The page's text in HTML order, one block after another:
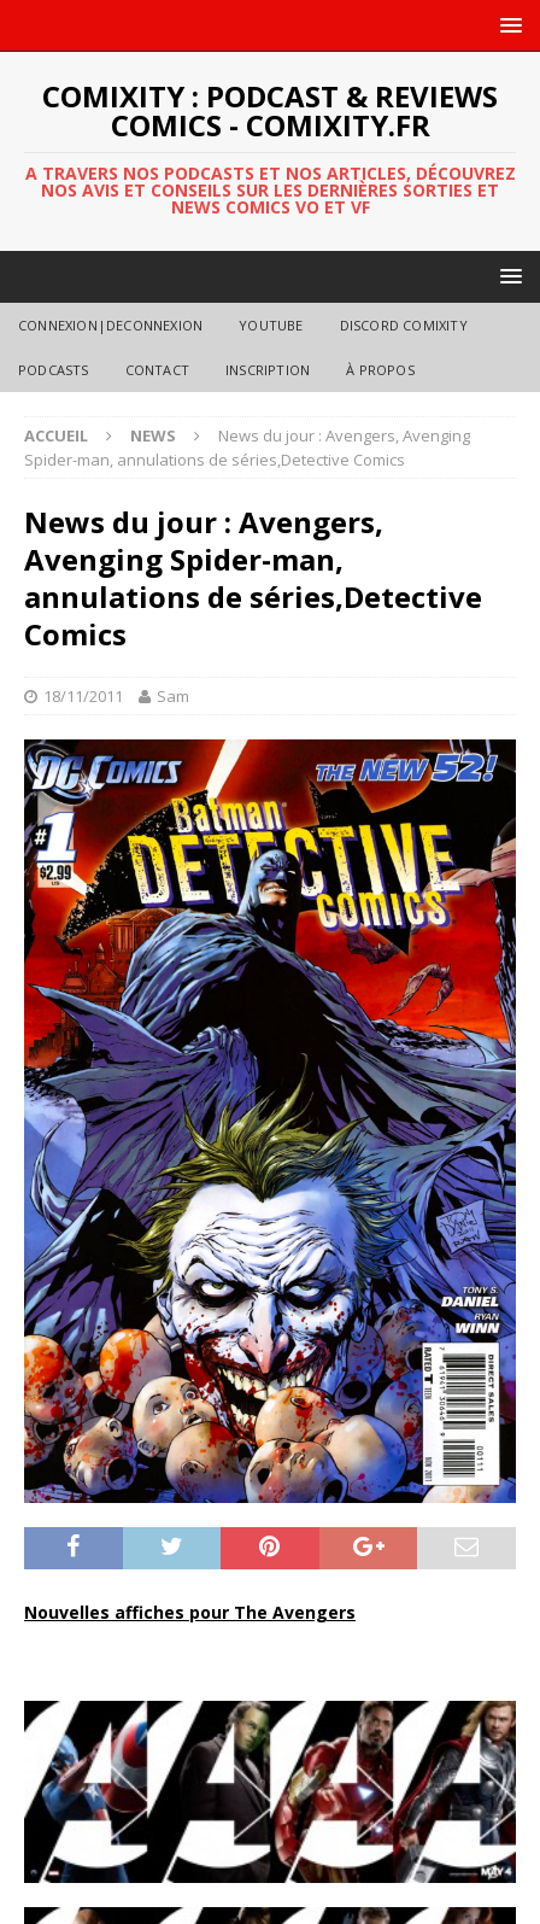
COMIXITY : PODCAST & REVIEWS
COMICS - COMIXITY.FR
A TRAVERS NOS PODCASTS ET NOS ARTICLES, DÉCOUVREZ
NOS AVIS ET CONSEILS SUR LES DERNIÈRES SORTIES ET
NEWS COMICS VO ET VF
CONNEXION|DECONNEXION YOUTUBE DISCORD COMIXITY
PODCASTS CONTACT INSCRIPTION À PROPOS
ACCUEIL NEWS
News du jour : Avengers, Avenging
Spider-man, annulations de séries,Detective Comics
News du jour : Avengers,
Avenging Spider-man,
annulations de séries,Detective
Comics
18/11/2011 Sam
Nouvelles affiches pour The Avengers